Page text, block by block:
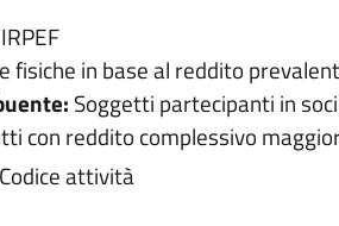
IRPEF
fisiche in base al reddito
Soggetti partecipanti in
con reddito complessivo
Codice attività